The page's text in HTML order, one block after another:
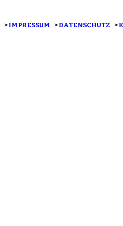
> IMPRESSUM > DATENSCHUTZ >